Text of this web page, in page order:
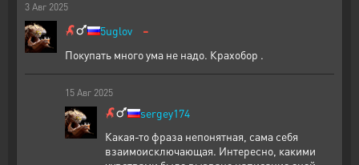
3 Авг 2025
5uglov -
Покупать много ума не надо. Крахобор .
15 Авг 2025
sergey174
Какая-то фраза непонятная, сама себя
взаимоисключающая. Интересно, какими